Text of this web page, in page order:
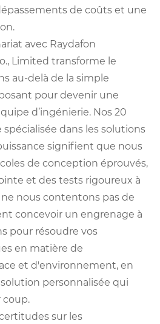
de coûts et une
avec Raydafon
Limited transforme le
au-delà de la simple
pour devenir une
d’ingénierie. Nos 20
dans les solutions
signifient que nous
de conception éprouvés,
et des tests rigoureux à
nous contentons pas de
concevoir un engrenage à
pour résoudre vos
en matière de
et d'environnement, en
personnalisée qui
sur les